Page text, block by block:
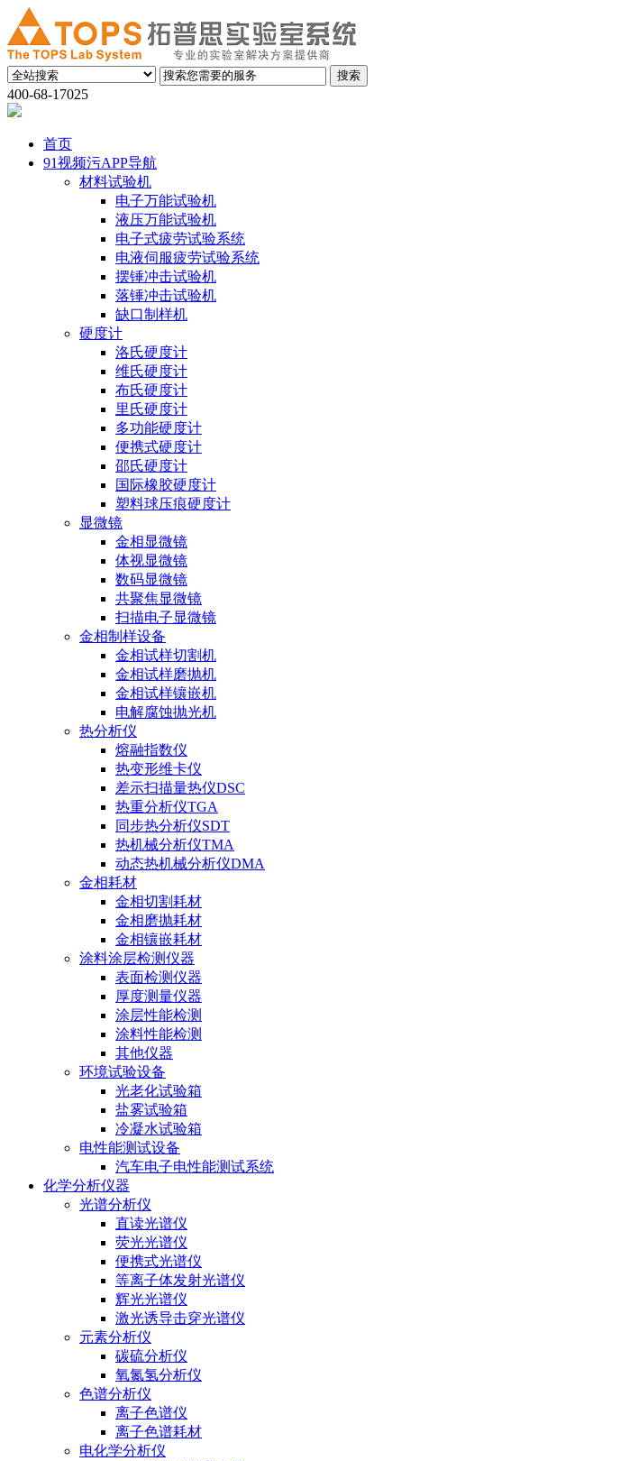
400-68-17025
首页
91视频污APP导航
材料试验机
电子万能试验机
液压万能试验机
电子式疲劳试验系统
电液伺服疲劳试验系统
摆锤冲击试验机
落锤冲击试验机
缺口制样机
硬度计
洛氏硬度计
维氏硬度计
布氏硬度计
里氏硬度计
多功能硬度计
便携式硬度计
邵氏硬度计
国际橡胶硬度计
塑料球压痕硬度计
显微镜
金相显微镜
体视显微镜
数码显微镜
共聚焦显微镜
扫描电子显微镜
金相制样设备
金相试样切割机
金相试样磨抛机
金相试样镶嵌机
电解腐蚀抛光机
热分析仪
熔融指数仪
热变形维卡仪
差示扫描量热仪DSC
热重分析仪TGA
同步热分析仪SDT
热机械分析仪TMA
动态热机械分析仪DMA
金相耗材
金相切割耗材
金相磨抛耗材
金相镶嵌耗材
涂料涂层检测仪器
表面检测仪器
厚度测量仪器
涂层性能检测
涂料性能检测
其他仪器
环境试验设备
光老化试验箱
盐雾试验箱
冷凝水试验箱
电性能测试设备
汽车电子电性能测试系统
化学分析仪器
光谱分析仪
直读光谱仪
荧光光谱仪
便携式光谱仪
等离子体发射光谱仪
辉光光谱仪
激光诱导击穿光谱仪
元素分析仪
碳硫分析仪
氧氮氢分析仪
色谱分析仪
离子色谱仪
离子色谱耗材
电化学分析仪